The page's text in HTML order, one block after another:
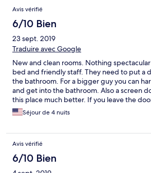
Avis vérifié
6/10 Bien
23 sept. 2019
Traduire avec Google
New and clean rooms. Nothing
bed and friendly staff. They need to put a
the bathroom. For a bigger guy you can
and get into the bathroom. Also a screen
this place much better. If you leave the
all sorts of insects in your room.
Séjour de 4 nuits
Avis vérifié
6/10 Bien